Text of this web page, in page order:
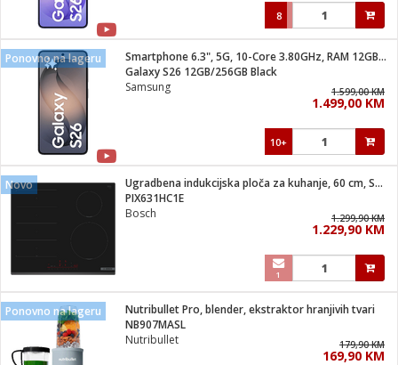
8
Ponovno na lageru
Smartphone 6.3", 5G, 10-Core 3.80GHz, RAM 12GB, 50Mpixel
Galaxy S26 12GB/256GB Black
Samsung
1.599,00 KM
1.499,00 KM
10+
Novo
Ugradbena indukcijska ploča za kuhanje, 60 cm, Serie 6
PIX631HC1E
Bosch
1.299,90 KM
1.229,90 KM
1
Ponovno na lageru
Nutribullet Pro, blender, ekstraktor hranjivih tvari
NB907MASL
Nutribullet
179,90 KM
169,90 KM